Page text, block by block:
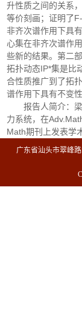
升性质之间的关系
等价刻画；证明了
非齐次谱作用下具
心集在非齐次谱作
些新的结果。第二
拓扑动态IP*集是比
合性质推广到了拓
谱作用下具有不变性
报告人简介：
力系统，在
Math期刊上发表学
广东省汕头市翠峰路